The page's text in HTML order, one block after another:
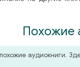
Похожие